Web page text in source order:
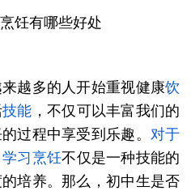
饪有哪些好处
越多的人开始重视健康饮
技能 ，不仅可以丰富我们的
过程中享受到乐趣。 对于
学习烹饪不仅是一种技能的
培养。那么，初中生是否